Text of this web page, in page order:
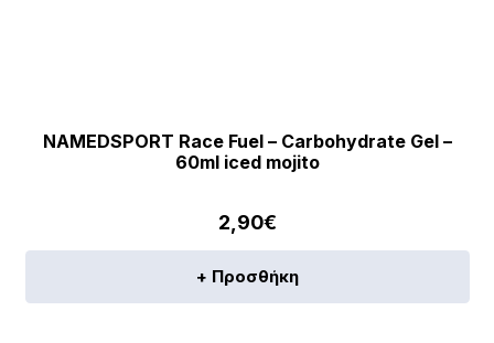
NAMEDSPORT Race Fuel – Carbohydrate Gel –
60ml iced mojito
2,90€
+ Προσθήκη